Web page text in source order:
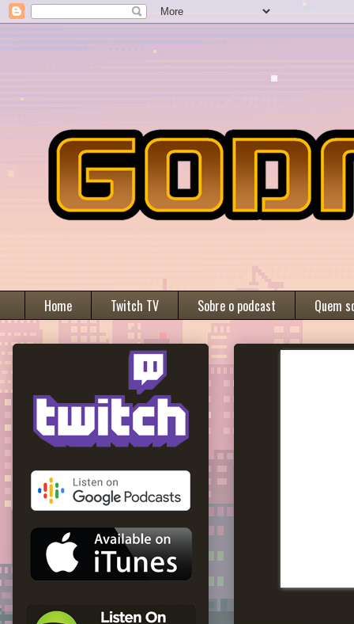
Home Twitch TV Sobre o podcast Quem